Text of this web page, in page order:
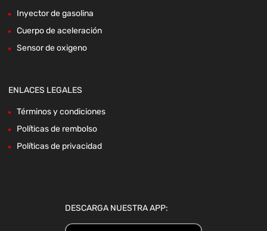
Inyector de gasolina
Cuerpo de aceleración
Sensor de oxigeno
ENLACES LEGALES
Términos y condiciones
Políticas de rembolso
Políticas de privacidad
DESCARGA NUESTRA APP: